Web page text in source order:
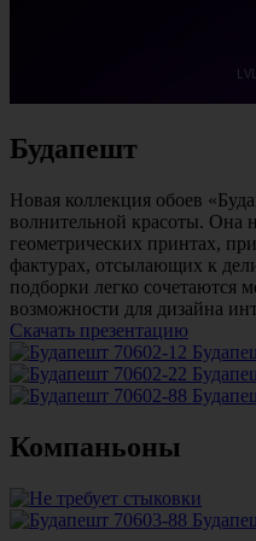
Будапешт
Новая коллекция обоев
волнительной красоты. Она
геометрических принтах,
фактурах, отсылающих к
подборки легко сочетаются
возможности для дизайна
Скачать презентацию
Компаньоны